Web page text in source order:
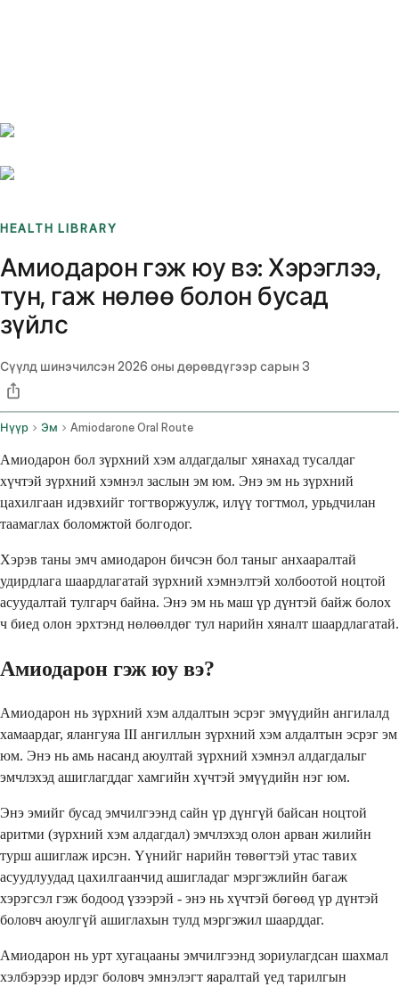
HEALTH LIBRARY
Амиодарон гэж юу вэ: Хэрэглээ,
тун, гаж нөлөө болон бусад
зүйлс
Сүүлд шинэчилсэн2026 оны дөрөвдүгээр сарын 3
Нүүр Эм Amiodarone Oral Route
Амиодарон бол зүрхний хэм алдагдалыг хянахад тусалдаг
хүчтэй зүрхний хэмнэл заслын эм юм. Энэ эм нь зүрхний
цахилгаан идэвхийг тогтворжуулж, илүү тогтмол, урьдчилан
таамаглах боломжтой болгодог.
Хэрэв таны эмч амиодарон бичсэн бол таныг анхааралтай
удирдлага шаардлагатай зүрхний хэмнэлтэй холбоотой ноцтой
асуудалтай тулгарч байна. Энэ эм нь маш үр дүнтэй байж болох
ч биед олон эрхтэнд нөлөөлдөг тул нарийн хяналт шаардлагатай.
Амиодарон гэж юу вэ?
Амиодарон нь зүрхний хэм алдалтын эсрэг эмүүдийн ангилалд
хамаардаг, ялангуяа III ангиллын зүрхний хэм алдалтын эсрэг эм
юм. Энэ нь амь насанд аюултай зүрхний хэмнэл алдагдалыг
эмчлэхэд ашиглагддаг хамгийн хүчтэй эмүүдийн нэг юм.
Энэ эмийг бусад эмчилгээнд сайн үр дүнгүй байсан ноцтой
аритми (зүрхний хэм алдагдал) эмчлэхэд олон арван жилийн
турш ашиглаж ирсэн. Үүнийг нарийн төвөгтэй утас тавих
асуудлуудад цахилгаанчид ашигладаг мэргэжлийн багаж
хэрэгсэл гэж бодоод үзээрэй - энэ нь хүчтэй бөгөөд үр дүнтэй
боловч аюулгүй ашиглахын тулд мэргэжил шаарддаг.
Амиодарон нь урт хугацааны эмчилгээнд зориулагдсан шахмал
хэлбэрээр ирдэг боловч эмнэлэгт яаралтай үед тарилгын